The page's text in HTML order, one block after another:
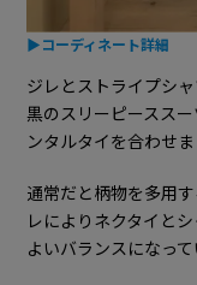
▶コーディネート詳細
ジレとストライプシ
黒のスリーピースス
ンタルタイを合わせま
通常だと柄物を多用
レによりネクタイと
よいバランスになって